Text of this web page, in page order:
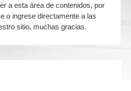
a esta área de contenidos, por
o ingrese directamente a las
sitio, muchas gracias.